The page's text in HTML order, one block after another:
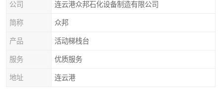
公司 连云港众邦石化设备制造有限公司
简称 众邦
产品 活动梯栈台
服务 优质服务
地址 连云港